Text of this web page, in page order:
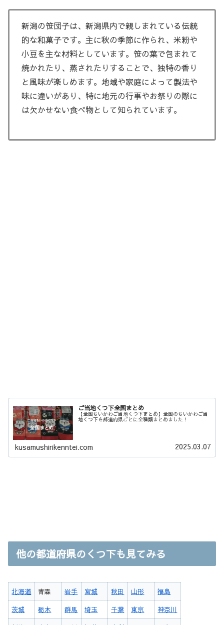
新潟の笹団子は、新潟県内で親しまれている伝統
的な和菓子です。主に秋の季節に作られ、米粉や
小豆を主な材料としています。笹の葉で包まれて
焼かれたり、蒸されたりすることで、独特の香り
と風味が楽しめます。地域や家庭によって製法や
味に違いがあり、特に地元の行事やお祭りの際に
は欠かせない食べ物として知られています。
ご当地くつ下全国まとめ
【全国ちいかわご当地くつ下まとめ】全国のちいかわご当
地くつ下を都道府県ごとに全種類まとめました！
kusamushirikenntei.com 2025.03.07
他の都道府県のくつ下も見てみる
北海道 青森 岩手 宮城 秋田 山形 福島
茨城 栃木 群馬 埼玉 千葉 東京 神奈川